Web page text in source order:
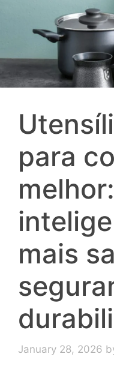
para
mais
January 28, 2026